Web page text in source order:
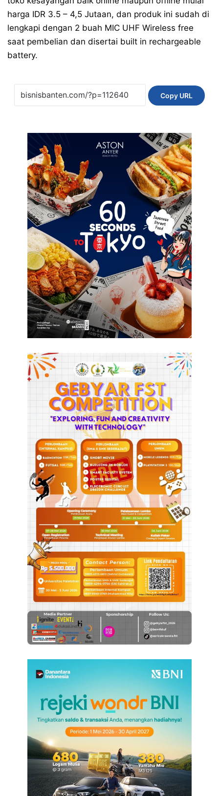
harga IDR 3.5 – 4,5 Jutaan, dan produk ini sudah di
lengkapi dengan 2 buah MIC UHF Wireless free
saat pembelian dan disertai built in rechargeable
battery.
Copy URL